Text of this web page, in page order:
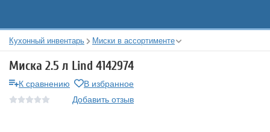
Кухонный инвентарь Миски в ассортименте
Миска 2.5 л Lind 4142974
К сравнению
В избранное
Добавить отзыв